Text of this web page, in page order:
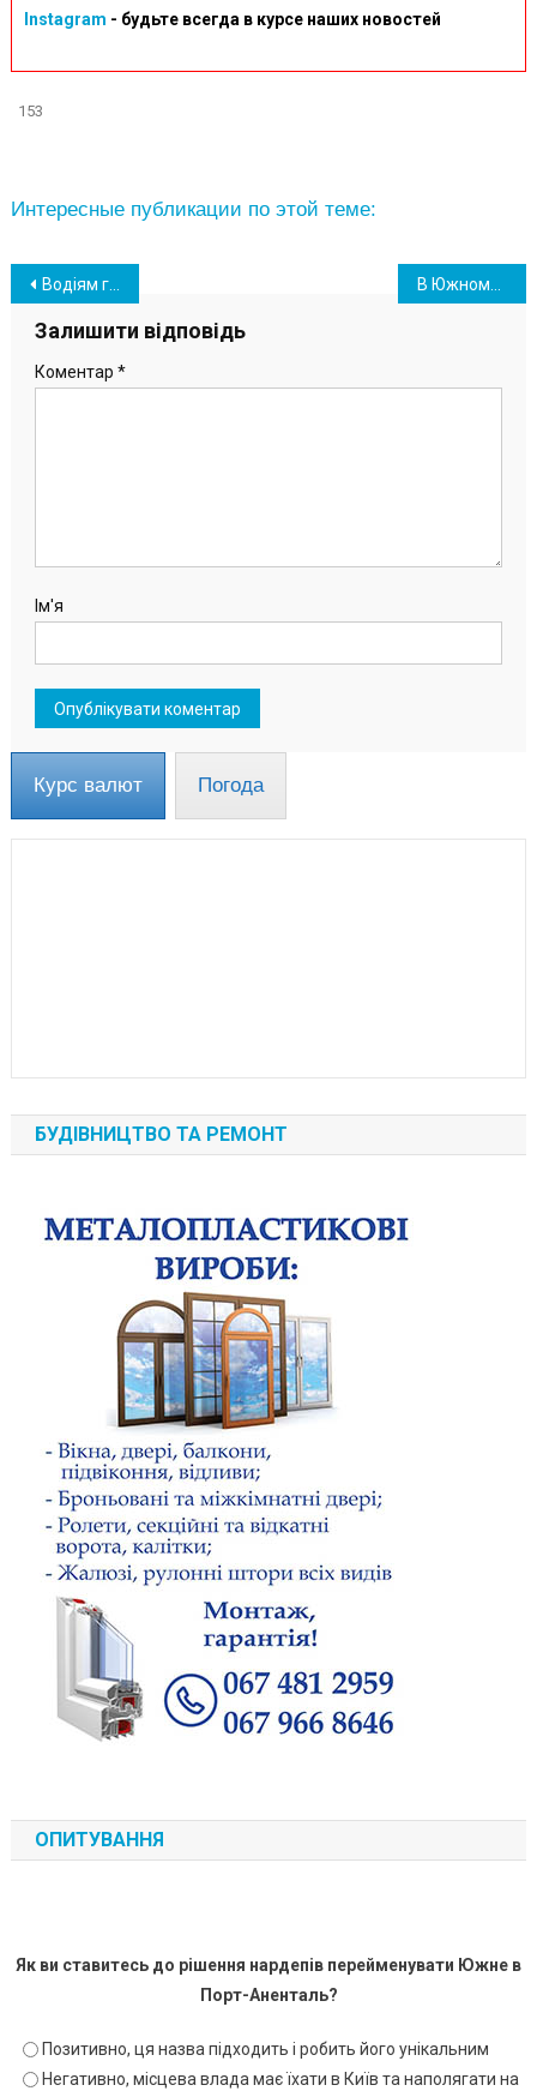
Instagram - будьте всегда в курсе наших новостей
153
Интересные публикации по этой теме:
Навігація
записів
Водіям готують черговий “сюрприз”: в Раді хочуть ввести нові штрафи
Залишити відповідь
Коментар *
Ім'я
Курс валют Погода
БУДІВНИЦТВО ТА РЕМОНТ
ОПИТУВАННЯ
Як ви ставитесь до рішення нардепів перейменувати Южне в
Порт-Аненталь?
Позитивно, ця назва підходить і робить його унікальним
Негативно, місцева влада має їхати в Київ та наполягати на